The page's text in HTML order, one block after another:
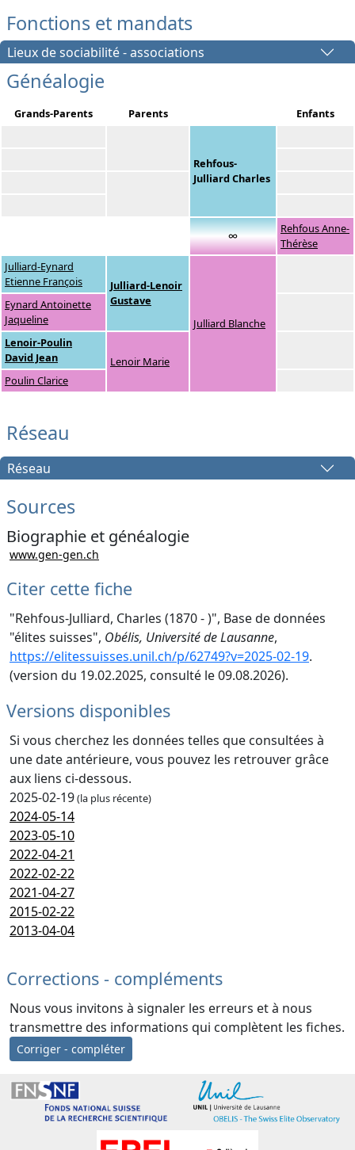
Fonctions et mandats
Lieux de sociabilité - associations
Généalogie
Grands-Parents Parents Enfants
Rehfous-
Julliard Charles
∞
Rehfous Anne-
Thérèse
Julliard-Eynard
Etienne François
Julliard-Lenoir
Gustave
Julliard Blanche
Eynard Antoinette
Jaqueline
Lenoir-Poulin
David Jean
Lenoir Marie
Poulin Clarice
Réseau
Réseau
Sources
Biographie et généalogie
www.gen-gen.ch
Citer cette fiche
"Rehfous-Julliard, Charles (1870 - )", Base de données
"élites suisses", Obélis, Université de Lausanne,
https://elitessuisses.unil.ch/p/62749?v=2025-02-19.
(version du 19.02.2025, consulté le 09.08.2026).
Versions disponibles
Si vous cherchez les données telles que consultées à
une date antérieure, vous pouvez les retrouver grâce
aux liens ci-dessous.
2025-02-19(la plus récente)
2024-05-14
2023-05-10
2022-04-21
2022-02-22
2021-04-27
2015-02-22
2013-04-04
Corrections - compléments
Nous vous invitons à signaler les erreurs et à nous
transmettre des informations qui complètent les fiches.
Corriger - compléter